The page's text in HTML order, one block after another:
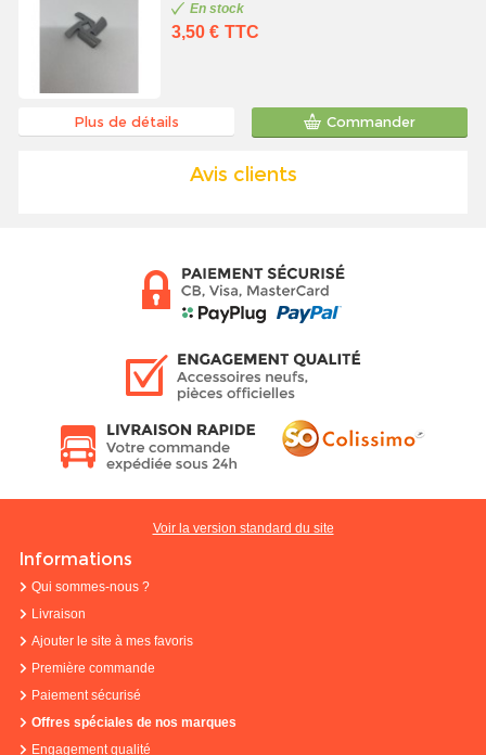
En stock
3,50 € TTC
Plus de détails Commander
Avis clients
Voir la version standard du site
Informations
Qui sommes-nous ?
Livraison
Ajouter le site à mes favoris
Première commande
Paiement sécurisé
Offres spéciales de nos marques
Engagement qualité